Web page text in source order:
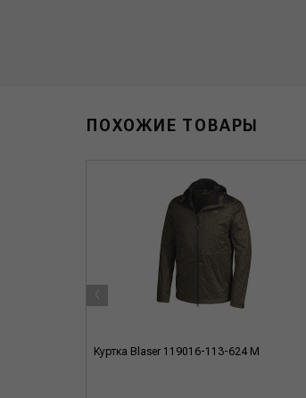
ПОХОЖИЕ ТОВАРЫ
Куртка Blaser 119016-113-624 M
‹